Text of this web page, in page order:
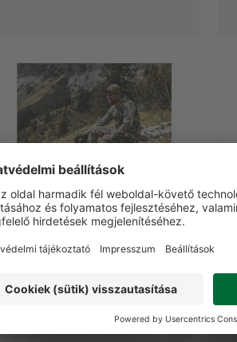
BLASER
KÉSZLETKISÖPRŐ
Válogass akciós cikkeink